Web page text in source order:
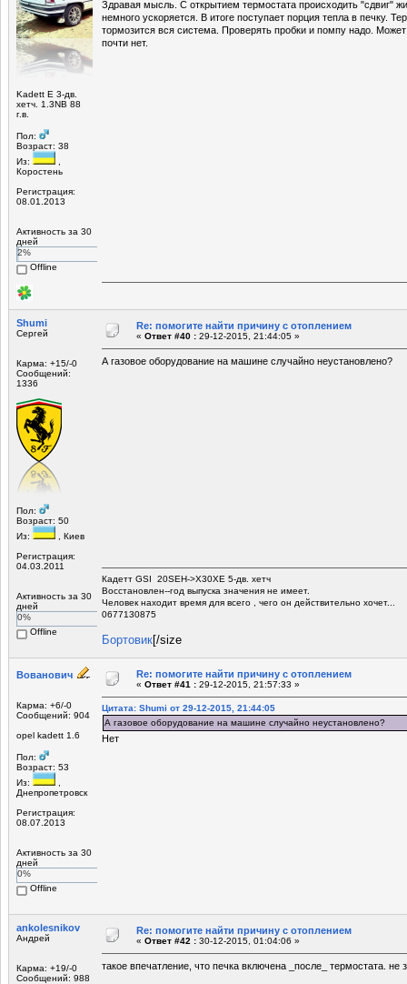
Kadett E 3-дв.
хетч. 1.3NB 88
г.в.
Пол:
Возраст: 38
Из:
Коростень
Регистрация:
08.01.2013
Активность за 30
дней
2%
Offline
Здравая мысль. С открытием термостата происходить "сдвиг"
немного ускоряется. В итоге поступает порция тепла в печку.
тормозится вся система. Проверять пробки и помпу надо.
почти нет.
Shumi
Сергей
Карма: +15/-0
Сообщений:
1336
Пол:
Возраст: 50
Из:
, Киев
Регистрация:
04.03.2011
Активность за 30
дней
0%
Offline
Re: помогите найти причину с отоплением
« Ответ #40 : 29-12-2015, 21:44:05 »
А газовое оборудование на машине случайно неустановлено?
Кадетт GSI 20SEH->X30XE 5-дв. хетч
Восстановлен--год выпуска значения не имеет.
Человек находит время для всего , чего он действительно хочет...
0677130875
Бортовик[/size
Вованович
Карма: +6/-0
Сообщений: 904
opel kadett 1.6
Пол:
Возраст: 53
Из:
Днепропетровск
Регистрация:
08.07.2013
Активность за 30
дней
0%
Offline
Re: помогите найти причину с отоплением
« Ответ #41 : 29-12-2015, 21:57:33 »
Цитата: Shumi от 29-12-2015, 21:44:05
А газовое оборудование на машине случайно неустановлено?
Нет
ankolesnikov
Андрей
Карма: +19/-0
Сообщений: 988
Re: помогите найти причину с отоплением
« Ответ #42 : 30-12-2015, 01:04:06 »
такое впечатление, что печка включена _после_ термостата. не